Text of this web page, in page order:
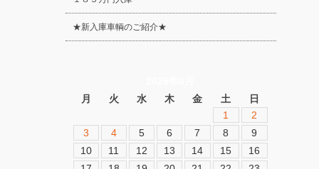
★新入庫車輌のご紹介★
月
火 水 木 金 土
日
1
2
3
4 5 6 7 8
9
10
11 12 13 14 15
16